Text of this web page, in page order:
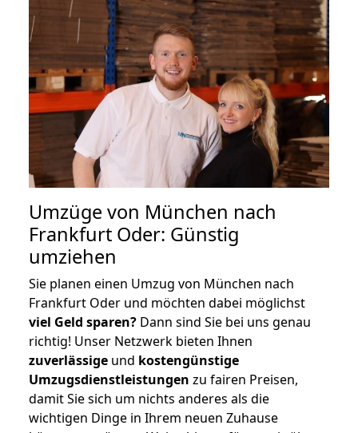
Umzüge von München nach
Frankfurt Oder: Günstig
umziehen
Sie planen einen Umzug von München nach
Frankfurt Oder und möchten dabei möglichst
viel Geld sparen? Dann sind Sie bei uns genau
richtig! Unser Netzwerk bieten Ihnen
zuverlässige und kostengünstige
Umzugsdienstleistungen zu fairen Preisen,
damit Sie sich um nichts anderes als die
wichtigen Dinge in Ihrem neuen Zuhause